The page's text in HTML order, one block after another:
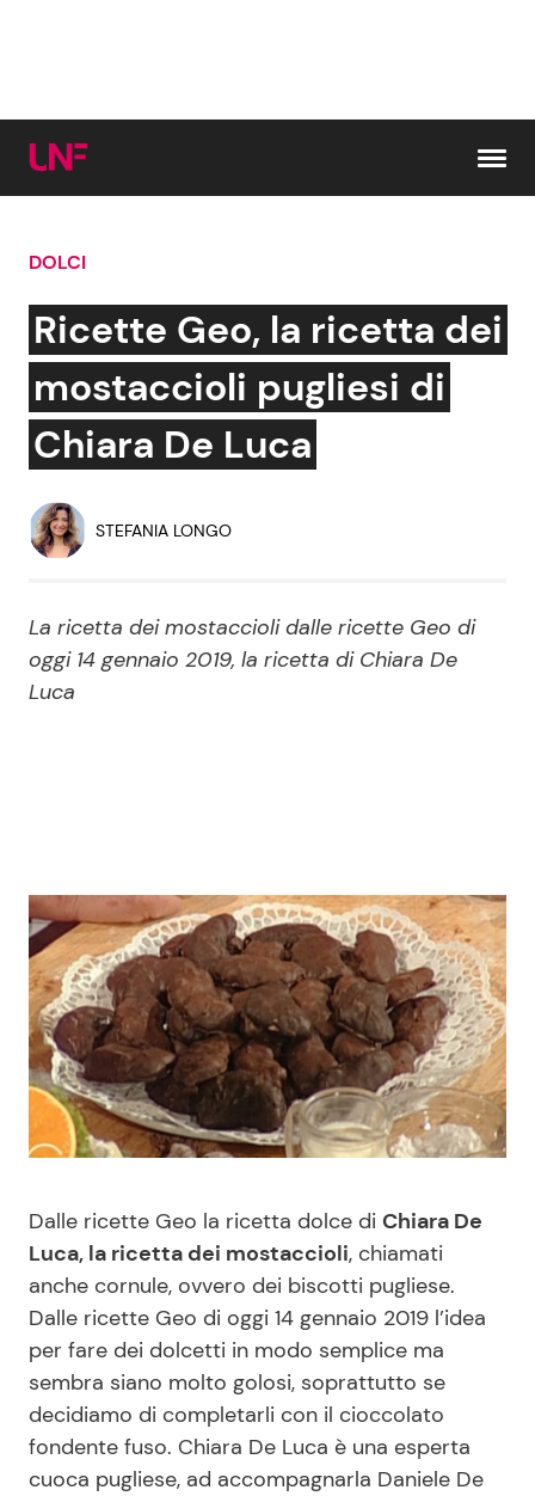
Cerca:
News e Cronaca
Attualità Italiana
Economia
Persone Scomparse
Politica
Gossip e TV
Bellezze VIP
Programmi TV
News Cinema
News Musica
News Spettacolo
News dal mondo
Benessere
Moda e Style
Mondo Mamma
News benessere
Salute
Cucina e Ricette
Dolci
Le Ricette in TV
Primi Piatti
Ricette Facili e Veloci
DOLCI
Ricette Geo, la ricetta dei
mostaccioli pugliesi di
Chiara De Luca
STEFANIA LONGO
La ricetta dei mostaccioli dalle ricette Geo di
oggi 14 gennaio 2019, la ricetta di Chiara De
Luca
Dalle ricette Geo la ricetta dolce di Chiara De
Luca, la ricetta dei mostaccioli, chiamati
anche cornule, ovvero dei biscotti pugliese.
Dalle ricette Geo di oggi 14 gennaio 2019 l’idea
per fare dei dolcetti in modo semplice ma
sembra siano molto golosi, soprattutto se
decidiamo di completarli con il cioccolato
fondente fuso. Chiara De Luca è una esperta
cuoca pugliese, ad accompagnarla Daniele De